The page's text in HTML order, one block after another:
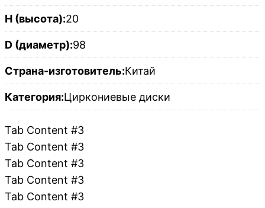
H (высота):20
D (диаметр):98
Страна-изготовитель:Китай
Категория:Циркониевые диски
Tab Content #3
Tab Content #3
Tab Content #3
Tab Content #3
Tab Content #3